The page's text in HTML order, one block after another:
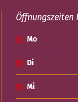
Öffnungszeiten
Mo
Di
Mi